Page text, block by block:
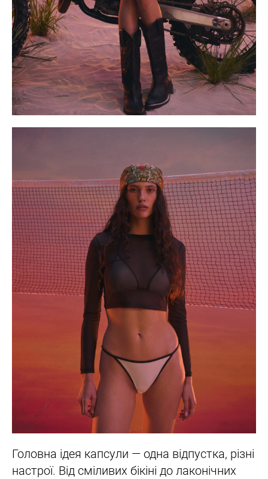
Головна ідея капсули — одна відпустка, різні
настрої. Від сміливих бікіні до лаконічних